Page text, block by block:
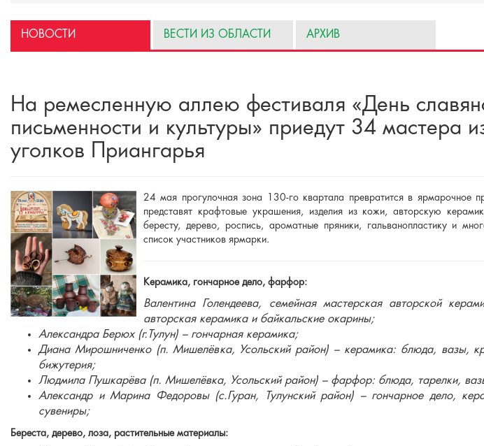
НОВОСТИ ВЕСТИ ИЗ ОБЛАСТИ АРХИВ
На ремесленную аллею фестиваля «День
письменности и культуры» приедут 34 мастера
уголков Приангарья
24 мая прогулочная зона 130-го квартала превратится в ярмарочное
представят крафтовые украшения, изделия из кожи, авторскую
бересту, дерево, роспись, ароматные пряники, гальванопластику и
список участников ярмарки.
Керамика, гончарное дело, фарфор:
Валентина Голендеева, семейная мастерская авторской
авторская керамика и байкальские окарины;
Александра Берюх (г.Тулун) – гончарная керамика;
Диана Мирошниченко (п. Мишелёвка, Усольский район) – керамика: блюда, вазы,
бижутерия;
Людмила Пушкарёва (п. Мишелёвка, Усольский район) – фарфор: блюда, тарелки,
Александр и Марина Федоровы (с.Гуран, Тулунский район) – гончарное дело,
сувениры;
Береста, дерево, лоза, растительные материалы: